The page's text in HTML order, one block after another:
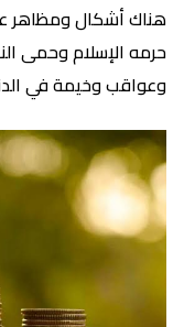
هناك أشكال ومظاهر
حرمه الإسلام وحمى
وعواقب وخيمة في